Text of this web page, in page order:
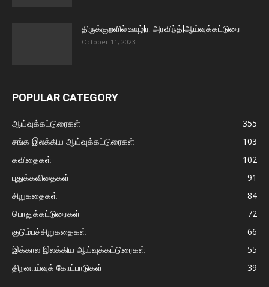
திருக்குறளில் ஊழ்|ர. அரவிந்த்|ஆய்வுக்கட்டுரை
October 11, 2023
POPULAR CATEGORY
ஆய்வுக்கட்டுரைகள்
355
சங்க இலக்கிய ஆய்வுக்கட்டுரைகள்
103
கவிதைகள்
102
புதுக்கவிதைகள்
91
சிறுகதைகள்
84
பொதுக்கட்டுரைகள்
72
குடும்பச்சிறுகதைகள்
66
இக்கால இலக்கிய ஆய்வுக்கட்டுரைகள்
55
திறனாய்வுக் கோட்பாடுகள்
39